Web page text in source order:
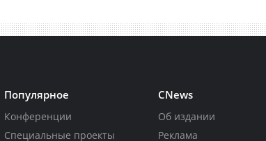
Популярное
Конференции
Специальные проекты
CNews
Об издании
Реклама